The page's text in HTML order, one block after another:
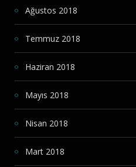
Ağustos 2018
Temmuz 2018
Haziran 2018
Mayıs 2018
Nisan 2018
Mart 2018